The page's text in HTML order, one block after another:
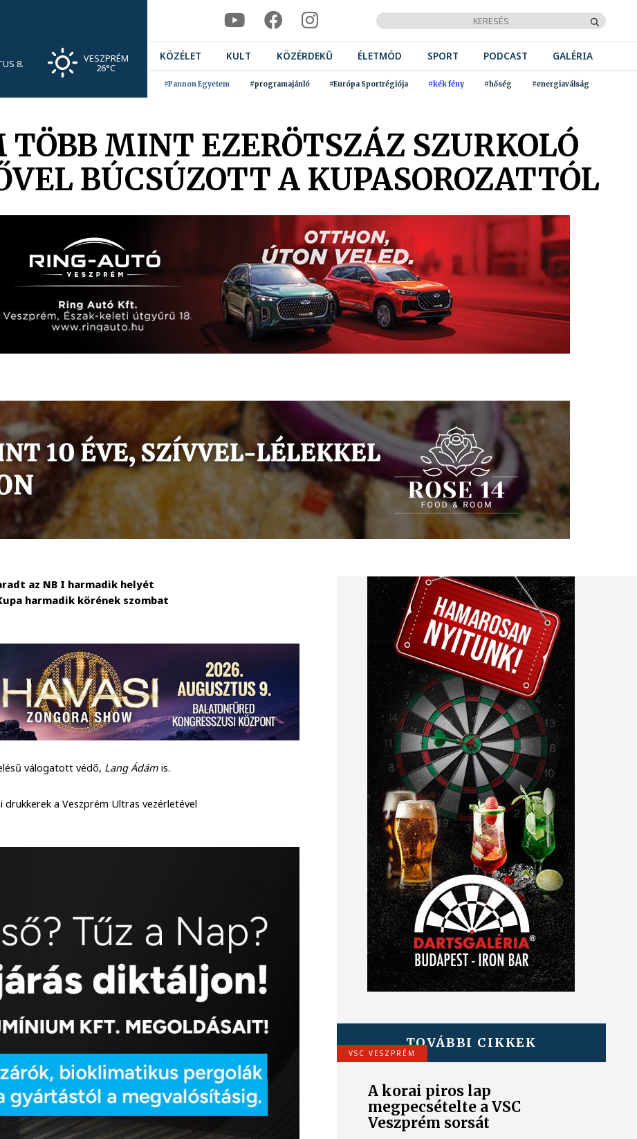
8. VESZPRÉM
26°C
KÖZÉLET KULT KÖZÉRDEKŰ ÉLETMÓD SPORT PODCAST GALÉRIA
#Pannon Egyetem #programajánló #Európa Sportrégiója #kék fény #hőség #energiaválság
TÖBB MINT EZERÖTSZÁZ SZURKOLÓ
BÚCSÚZOTT A KUPASOROZATTÓL
az NB I harmadik helyét
harmadik körének szombat
válogatott védő, Lang Ádám is.
a Veszprém Ultras vezérletével
TOVÁBBI CIKKEK
VSC VESZPRÉM
A korai piros lap
megpecsételte a VSC
Veszprém sorsát